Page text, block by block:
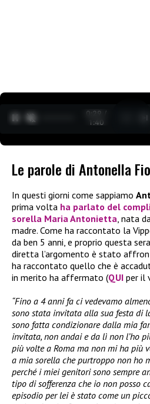
0:30 /
1:40
Le parole di Antonella
In questi giorni come sappiamo
prima volta ha parlato del
sorella Maria Antonietta, nata
madre. Come ha raccontato la
da ben 5 anni, e proprio questa
diretta l’argomento è stato
ha raccontato quello che è
in merito ha affermato (QUI per il
“Fino a 4 anni fa ci vedevamo
sono stata invitata alla sua festa di
sono fatta condizionare dalla mia
invitata, non andai e da lì non l’ho
più volte a Roma ma non mi ha più
a mia sorella che purtroppo non ho
perché i miei genitori sono sempre
tipo di sofferenza che io non posso
episodio per lei è stato come un